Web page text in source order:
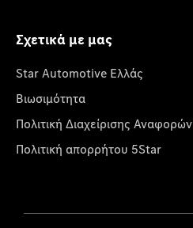
Σχετικά με μας
Star Automotive Ελλάς
Βιωσιμότητα
Πολιτική Διαχείρισης Αναφορών
Πολιτική απορρήτου 5Star